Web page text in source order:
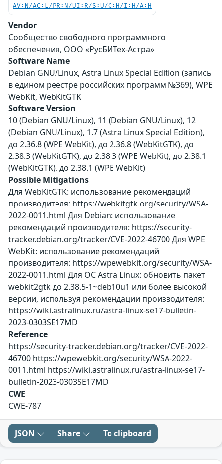
AV:N/AC:L/PR:N/UI:R/S:U/C:H/I:H/A:H
Vendor
Сообщество свободного программного
обеспечения, ООО «РусБИТех-Астра»
Software Name
Debian GNU/Linux, Astra Linux Special Edition (запись
в едином реестре российских программ №369), WPE
WebKit, WebKitGTK
Software Version
10 (Debian GNU/Linux), 11 (Debian GNU/Linux), 12
(Debian GNU/Linux), 1.7 (Astra Linux Special Edition),
до 2.36.8 (WPE WebKit), до 2.36.8 (WebKitGTK), до
2.38.3 (WebKitGTK), до 2.38.3 (WPE WebKit), до 2.38.1
(WebKitGTK), до 2.38.1 (WPE WebKit)
Possible Mitigations
Для WebKitGTK: использование рекомендаций
производителя: https://webkitgtk.org/security/WSA-
2022-0011.html Для Debian: использование
рекомендаций производителя: https://security-
tracker.debian.org/tracker/CVE-2022-46700 Для WPE
WebKit: использование рекомендаций
производителя: https://wpewebkit.org/security/WSA-
2022-0011.html Для ОС Astra Linux: обновить пакет
webkit2gtk до 2.38.5-1~deb10u1 или более высокой
версии, используя рекомендации производителя:
https://wiki.astralinux.ru/astra-linux-se17-bulletin-
2023-0303SE17MD
Reference
https://security-tracker.debian.org/tracker/CVE-2022-
46700 https://wpewebkit.org/security/WSA-2022-
0011.html https://wiki.astralinux.ru/astra-linux-se17-
bulletin-2023-0303SE17MD
CWE
CWE-787
JSON Share To clipboard